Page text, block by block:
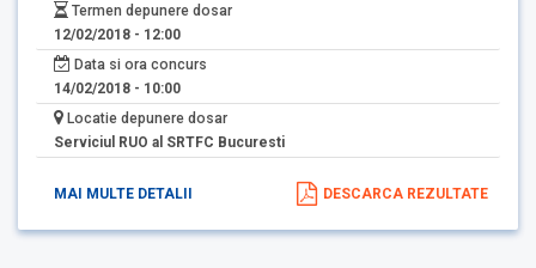
Termen depunere dosar
12/02/2018 - 12:00
Data si ora concurs
14/02/2018 - 10:00
Locatie depunere dosar
Serviciul RUO al SRTFC Bucuresti
MAI MULTE DETALII DESCARCA REZULTATE